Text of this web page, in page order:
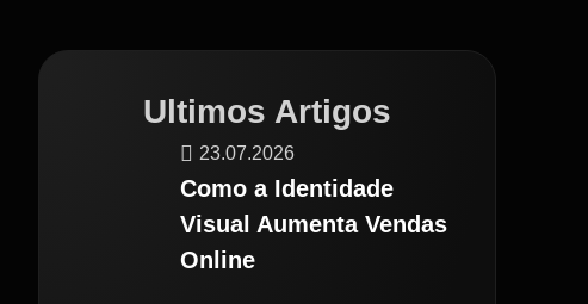
Ultimos Artigos
23.07.2026
Como a Identidade
Visual Aumenta Vendas
Online